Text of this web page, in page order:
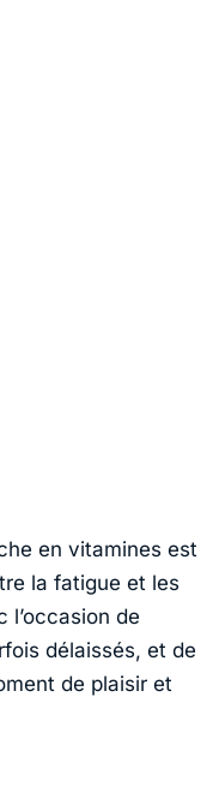
en vitamines est
la fatigue et les
l’occasion de
délaissés, et de
de plaisir et